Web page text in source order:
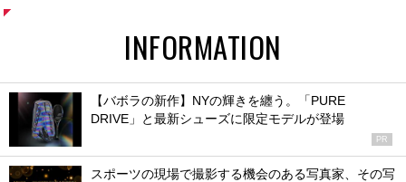
INFORMATION
【バボラの新作】NYの輝きを纏う。「PURE
DRIVE」と最新シューズに限定モデルが登場
PR
スポーツの現場で撮影する機会のある写真家、その写